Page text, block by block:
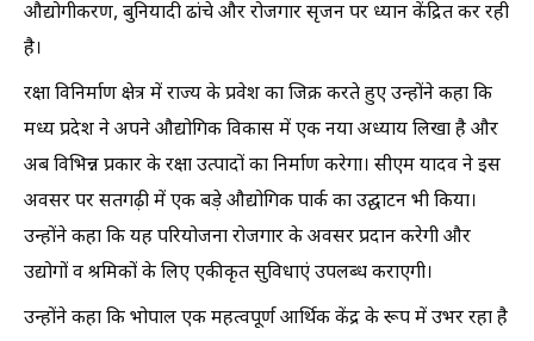
औद्योगीकरण, बुनियादी ढांचे और रोजगार सृजन पर ध्यान केंद्रित कर रही
है।
रक्षा विनिर्माण क्षेत्र में राज्य के प्रवेश का जिक्र करते हुए उन्होंने कहा कि
मध्य प्रदेश ने अपने औद्योगिक विकास में एक नया अध्याय लिखा है और
अब विभिन्न प्रकार के रक्षा उत्पादों का निर्माण करेगा। सीएम यादव ने इस
अवसर पर सतगढ़ी में एक बड़े औद्योगिक पार्क का उद्घाटन भी किया।
उन्होंने कहा कि यह परियोजना रोजगार के अवसर प्रदान करेगी और
उद्योगों व श्रमिकों के लिए एकीकृत सुविधाएं उपलब्ध कराएगी।
उन्होंने कहा कि भोपाल एक महत्वपूर्ण आर्थिक केंद्र के रूप में उभर रहा है